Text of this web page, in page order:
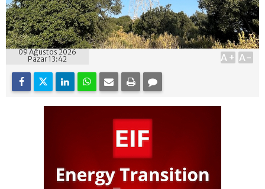
09 Ağustos 2026
Pazar 13:42
A+ A-